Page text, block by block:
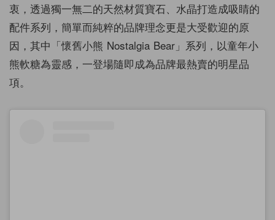
衷，透過獨一無二的天然材質寶石、 水晶打造成吸睛的
配件系列，簡單而純粹的品牌理念更是大受歡迎的原
因，其中「懷舊小熊 Nostalgia Bear」系列，以童年小
熊軟糖為靈感，一登場隨即成為品牌最熱賣的明星品
項。